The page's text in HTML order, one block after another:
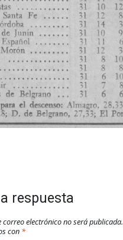
respuesta
correo electrónico no será publicada.
con *